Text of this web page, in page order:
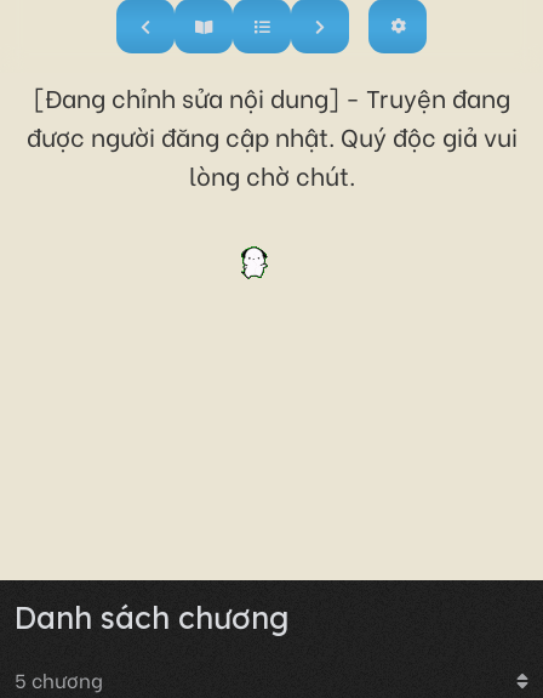
[Đang chỉnh sửa nội dung] - Truyện đang
được người đăng cập nhật. Quý độc giả vui
lòng chờ chút.
Danh sách chương
5 chương